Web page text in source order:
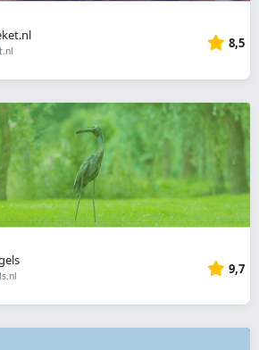
8,5
9,7